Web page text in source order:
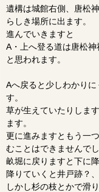
遺構は城館右側、唐松
らしき場所に出ます。
進んでいきますと
A・上へ登る道は唐松
と思われます。
Aへ戻ると少しわかり
す。
草が生えていたりしま
ます。
更に進みますともう一
むことはできませんでし
畝堀に戻りますと下に
降りていくと井戸跡？
しかし杉の枝とかで滑